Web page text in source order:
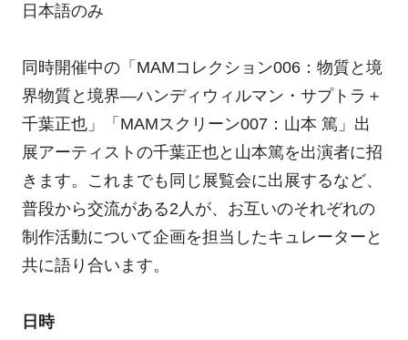
日本語のみ
同時開催中の「MAMコレクション006：物質と境
界物質と境界―ハンディウィルマン・サプトラ＋
千葉正也」「MAMスクリーン007：山本 篤」出
展アーティストの千葉正也と山本篤を出演者に招
きます。これまでも同じ展覧会に出展するなど、
普段から交流がある2人が、お互いのそれぞれの
制作活動について企画を担当したキュレーターと
共に語り合います。
日時